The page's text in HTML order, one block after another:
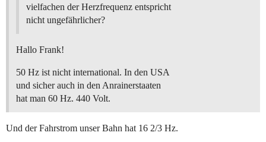
vielfachen der Herzfrequenz entspricht
nicht ungefährlicher?
Hallo Frank!
50 Hz ist nicht international. In den USA
und sicher auch in den Anrainerstaaten
hat man 60 Hz. 440 Volt.
Und der Fahrstrom unser Bahn hat 16 2/3 Hz.